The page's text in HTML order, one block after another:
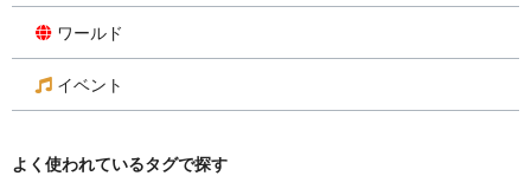
ワールド
イベント
よく使われているタグで探す